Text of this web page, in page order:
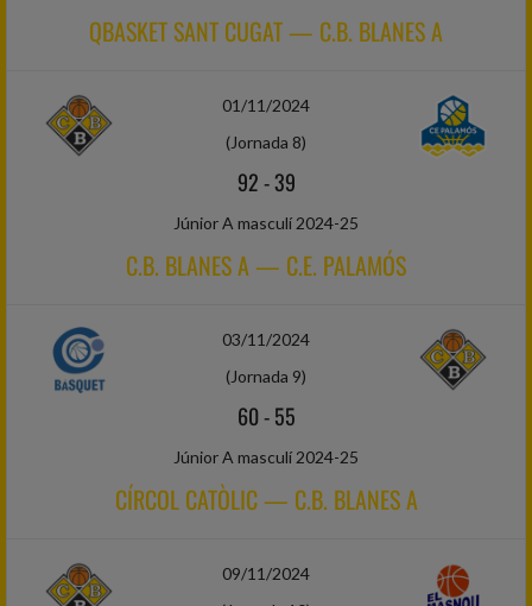
QBASKET SANT CUGAT — C.B. BLANES A
01/11/2024
(Jornada 8)
92-39
Júnior A masculí 2024-25
C.B. BLANES A — C.E. PALAMÓS
03/11/2024
(Jornada 9)
60-55
Júnior A masculí 2024-25
CÍRCOL CATÒLIC — C.B. BLANES A
09/11/2024